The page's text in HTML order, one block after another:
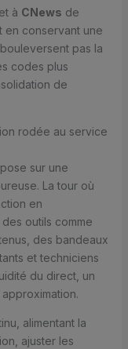
à CNews de
en conservant une
pas la
codes plus
de
rodée au service
sur une
La tour où
en
outils comme
des bandeaux
et techniciens
du direct, un
alimentant la
ajuster les